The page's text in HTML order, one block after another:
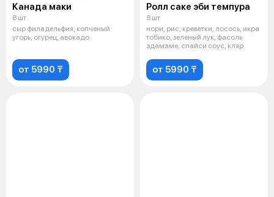
Канада маки
8 шт
сыр филадельфия, копченый
угорь, огурец, авокадо
от 5990 ₸
Ролл саке эби темпура
8 шт
нори, рис, креветки, лосось, икра
тобико, зеленый лук, фасоль
эдамаме, спайси соус, кляр
от 5990 ₸